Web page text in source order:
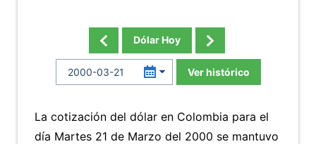
Dólar Hoy
Ver histórico
La cotización del dólar en Colombia para el
día Martes 21 de Marzo del 2000 se mantuvo